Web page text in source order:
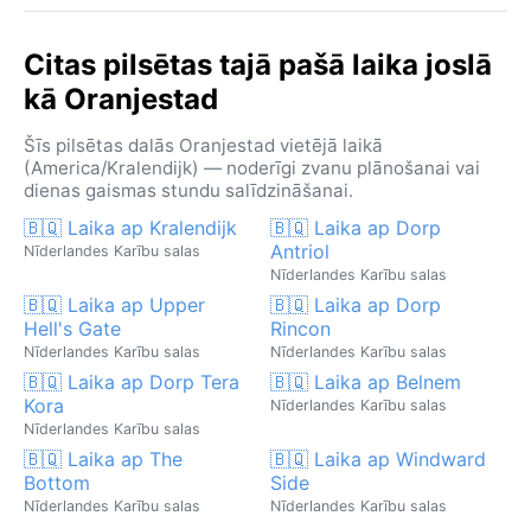
Citas pilsētas tajā pašā laika joslā
kā Oranjestad
Šīs pilsētas dalās Oranjestad vietējā laikā
(America/Kralendijk) — noderīgi zvanu plānošanai vai
dienas gaismas stundu salīdzināšanai.
🇧🇶 Laika ap Kralendijk
Nīderlandes Karību salas
🇧🇶 Laika ap Dorp
Antriol
Nīderlandes Karību salas
🇧🇶 Laika ap Upper
Hell's Gate
Nīderlandes Karību salas
🇧🇶 Laika ap Dorp
Rincon
Nīderlandes Karību salas
🇧🇶 Laika ap Dorp Tera
Kora
Nīderlandes Karību salas
🇧🇶 Laika ap Belnem
Nīderlandes Karību salas
🇧🇶 Laika ap The
Bottom
Nīderlandes Karību salas
🇧🇶 Laika ap Windward
Side
Nīderlandes Karību salas